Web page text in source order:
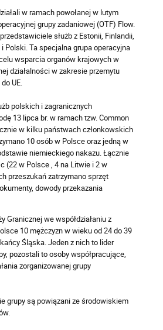
w ramach powołanej w lutym
grupy zadaniowej (OTF) Flow.
służb z Estonii, Finlandii,
Polski. Ta specjalna grupa operacyjna
wsparcia organów krajowych w
działalności w zakresie przemytu
UE.
polskich i zagranicznych
13 lipca br. w ramach tzw. Common
w kilku państwach członkowskich
10 osób w Polsce oraz jedną w
niemieckiego nakazu. Łącznie
(22 w Polsce , 4 na Litwie i 2 w
przeszukań zatrzymano sprzęt
dowody przekazania
Granicznej we współdziałaniu z
10 mężczyzn w wieku od 24 do 39
Śląska. Jeden z nich to lider
pozostali to osoby współpracujące,
zorganizowanej grupy
grupy są powiązani ze środowiskiem